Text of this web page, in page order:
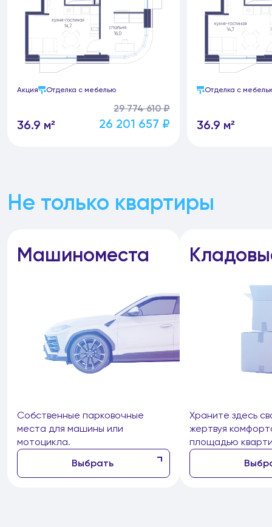
Акция Отделка с мебелью
36.9 м²
29 774 610 ₽
26 201 657 ₽
Отделка с
36.9 м²
Не только квартиры
Машиноместа
Собственные парковочные
места для машины или
мотоцикла.
Выбрать
Храните здесь
жертвуя
площадью